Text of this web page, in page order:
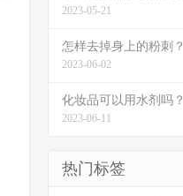
2023-05-21
怎样去掉身上的粉刺？
2023-06-02
化妆品可以用水剂吗？
2023-06-11
热门标签